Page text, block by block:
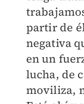
partir de
negativa
en un
lucha, de
moviliza,